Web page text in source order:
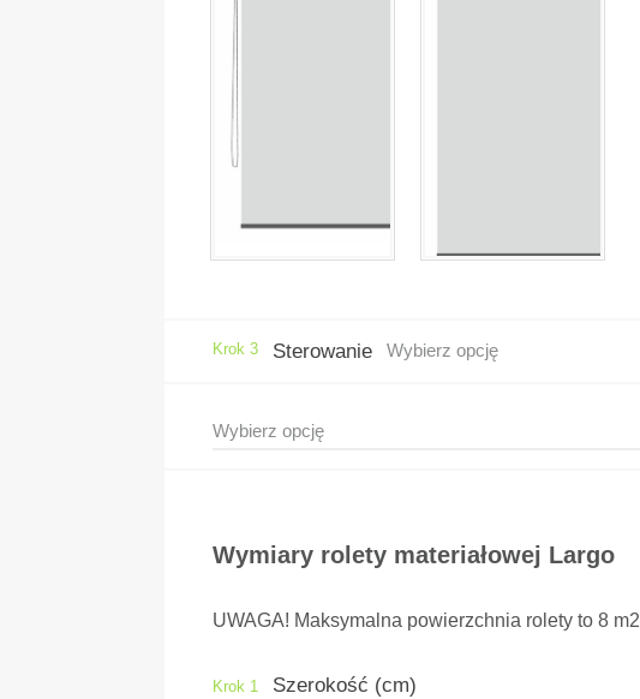
Krok 3 Sterowanie Wybierz opcję
Wymiary rolety materiałowej Largo
UWAGA! Maksymalna powierzchnia rolety to 8 m2
Krok 1 Szerokość (cm)